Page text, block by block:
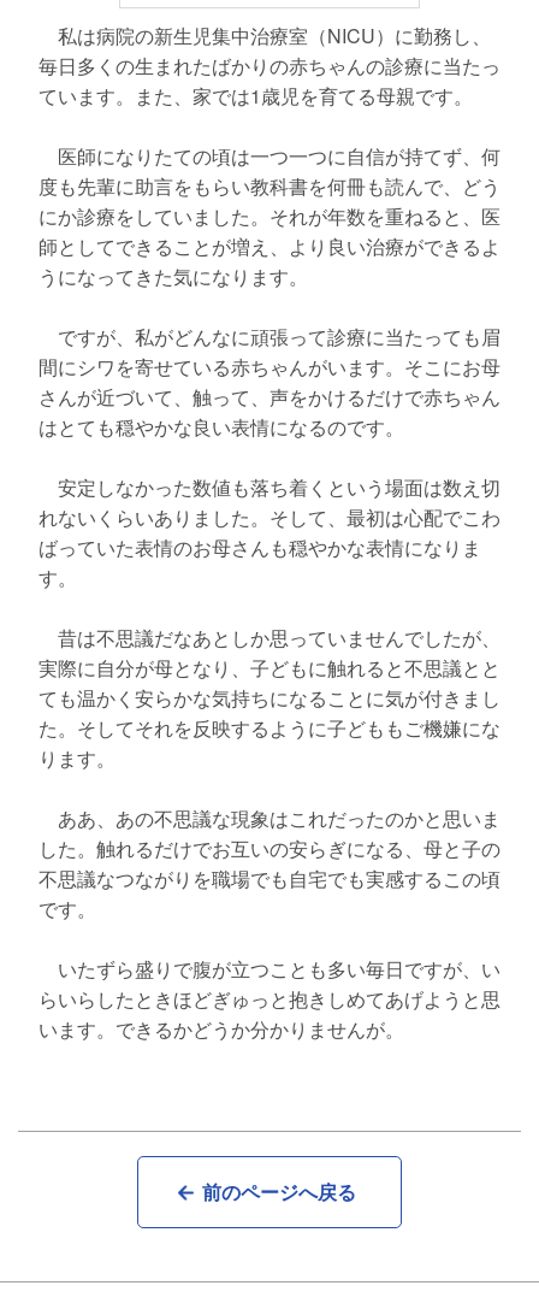
私は病院の新生児集中治療室（NICU）に勤務し、
毎日多くの生まれたばかりの赤ちゃんの診療に当たっ
ています。また、家では1歳児を育てる母親です。
医師になりたての頃は一つ一つに自信が持てず、何
度も先輩に助言をもらい教科書を何冊も読んで、どう
にか診療をしていました。それが年数を重ねると、医
師としてできることが増え、より良い治療ができるよ
うになってきた気になります。
ですが、私がどんなに頑張って診療に当たっても眉
間にシワを寄せている赤ちゃんがいます。そこにお母
さんが近づいて、触って、声をかけるだけで赤ちゃん
はとても穏やかな良い表情になるのです。
安定しなかった数値も落ち着くという場面は数え切
れないくらいありました。そして、最初は心配でこわ
ばっていた表情のお母さんも穏やかな表情になりま
す。
昔は不思議だなあとしか思っていませんでしたが、
実際に自分が母となり、子どもに触れると不思議とと
ても温かく安らかな気持ちになることに気が付きまし
た。そしてそれを反映するように子どももご機嫌にな
ります。
ああ、あの不思議な現象はこれだったのかと思いま
した。触れるだけでお互いの安らぎになる、母と子の
不思議なつながりを職場でも自宅でも実感するこの頃
です。
いたずら盛りで腹が立つことも多い毎日ですが、い
らいらしたときほどぎゅっと抱きしめてあげようと思
います。できるかどうか分かりませんが。
前のページへ戻る